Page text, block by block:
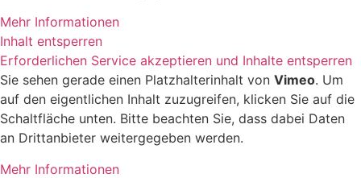
Mehr Informationen
Inhalt entsperren
Erforderlichen Service akzeptieren und Inhalte entsperren
Sie sehen gerade einen Platzhalterinhalt von Vimeo. Um
auf den eigentlichen Inhalt zuzugreifen, klicken Sie auf die
Schaltfläche unten. Bitte beachten Sie, dass dabei Daten
an Drittanbieter weitergegeben werden.
Mehr Informationen